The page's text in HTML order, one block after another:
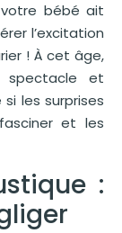
bébé ait
l’excitation
! À cet âge,
spectacle et
les surprises
et les
: